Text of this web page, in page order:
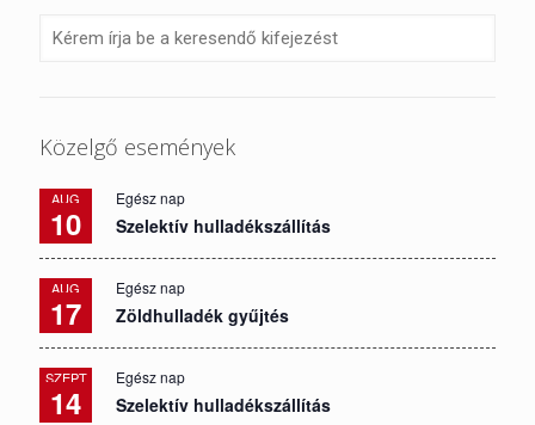
Közelgő események
AUG
10
Egész nap
Szelektív hulladékszállítás
AUG
17
Egész nap
Zöldhulladék gyűjtés
SZEPT
14
Egész nap
Szelektív hulladékszállítás